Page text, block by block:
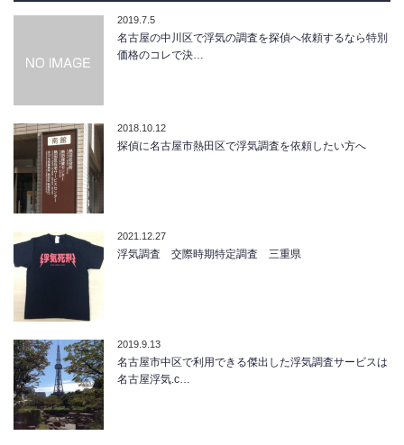
2019.7.5
名古屋の中川区で浮気の調査を探偵へ依頼するなら特別
価格のコレで決…
2018.10.12
探偵に名古屋市熱田区で浮気調査を依頼したい方へ
2021.12.27
浮気調査 交際時期特定調査 三重県
2019.9.13
名古屋市中区で利用できる傑出した浮気調査サービスは
名古屋浮気.c…